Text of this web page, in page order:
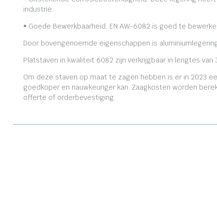
industrie.
• Goede Bewerkbaarheid: EN AW-6082 is goed te
Door bovengenoemde eigenschappen is
Platstaven in kwaliteit 6082 zijn verkrijgbaar in lengtes
Om deze staven op maat te zagen hebben is er in 2023
goedkoper en nauwkeuriger kan. Zaagkosten worden
offerte of orderbevestiging.